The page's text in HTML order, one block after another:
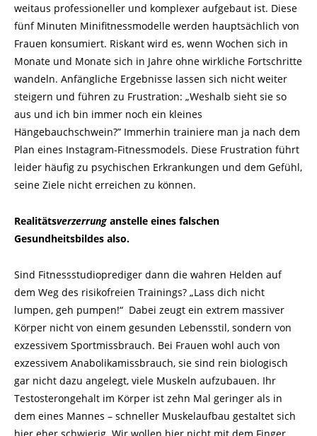
weitaus professioneller und komplexer aufgebaut ist. Diese
fünf Minuten Minifitnessmodelle werden hauptsächlich von
Frauen konsumiert. Riskant wird es, wenn Wochen sich in
Monate und Monate sich in Jahre ohne wirkliche Fortschritte
wandeln. Anfängliche Ergebnisse lassen sich nicht weiter
steigern und führen zu Frustration: „Weshalb sieht sie so
aus und ich bin immer noch ein kleines
Hängebauchschwein?” Immerhin trainiere man ja nach dem
Plan eines Instagram-Fitnessmodels. Diese Frustration führt
leider häufig zu psychischen Erkrankungen und dem Gefühl,
seine Ziele nicht erreichen zu können.
Realitätsverzerrung anstelle eines falschen
Gesundheitsbildes also.
Sind Fitnessstudioprediger dann die wahren Helden auf
dem Weg des risikofreien Trainings? „Lass dich nicht
lumpen, geh pumpen!“ Dabei zeugt ein extrem massiver
Körper nicht von einem gesunden Lebensstil, sondern von
exzessivem Sportmissbrauch. Bei Frauen wohl auch von
exzessivem Anabolikamissbrauch, sie sind rein biologisch
gar nicht dazu angelegt, viele Muskeln aufzubauen. Ihr
Testosterongehalt im Körper ist zehn Mal geringer als in
dem eines Mannes – schneller Muskelaufbau gestaltet sich